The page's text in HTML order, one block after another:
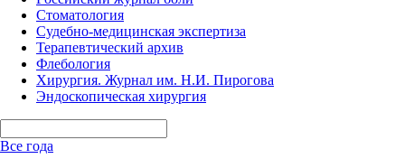
Стоматология
Судебно-медицинская экспертиза
Терапевтический архив
Флебология
Хирургия. Журнал им. Н.И. Пирогова
Эндоскопическая хирургия
Все года